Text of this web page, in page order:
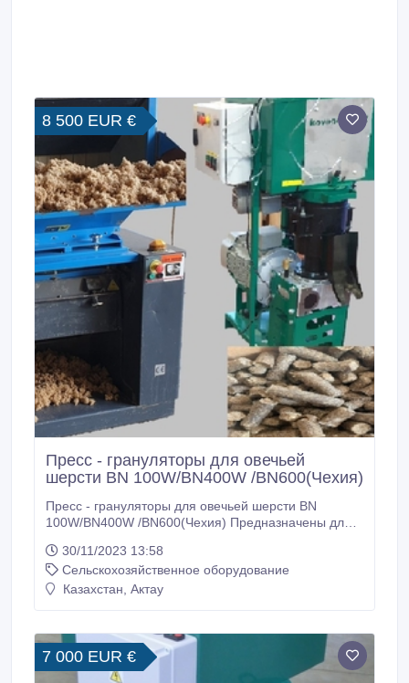
8 500 EUR €
Пресс - грануляторы для овечьей
шерсти BN 100W/BN400W /BN600(Чехия)
Пресс - грануляторы для овечьей шерсти BN
100W/BN400W /BN600(Чехия) Предназначены для
грануляторы. Гранулятор с плоской матрицей.
Сырье для гранулирования: овечья шерсть,
древесные опилки/стружка, солому/сено, камыш,
корма/премиксы, отходы производства чая,
зерноотходы, отруби и другую биомассу.
30/11/2023 13:58
Сельскохозяйственное оборудование
Казахстан, Актау
7 000 EUR €